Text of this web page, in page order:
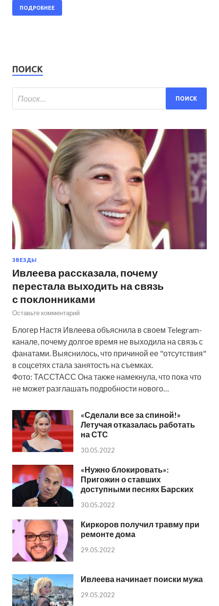
ПОДРОБНЕЕ
ПОИСК
ЗВЕЗДЫ
Ивлеева рассказала, почему
перестала выходить на связь
с поклонниками
Оставьте комментарий
Блогер Настя Ивлеева объяснила в своем Telegram-
канале, почему долгое время не выходила на связь с
фанатами. Выяснилось, что причиной ее "отсутствия"
в соцсетях стала занятость на съемках.
Фото: ТАССТАСС Она также намекнула, что пока что
не может разглашать подробности нового…
«Сделали все за спиной!»
Летучая отказалась работать
на СТС
30.05.2022
«Нужно блокировать»:
Пригожин о ставших
доступными песнях Барских
30.05.2022
Киркоров получил травму при
ремонте дома
29.05.2022
Ивлеева начинает поиски мужа
29.05.2022